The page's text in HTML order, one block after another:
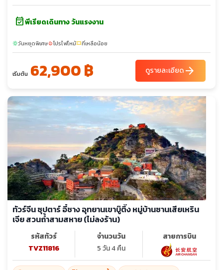
event_availableพีเรียดเดินทาง วันแรงงาน
sunnyวันหยุดพิเศษlocal_fire_departmentโปรไฟไหม้confirmation_numberที่เหลือน้อย
เริ่มต้น 62,900 ฿ ดูรายละเอียดarrow_forward
ทัวร์จีน ซุปตาร์ อี๋ชาง อุทยานเขาบู๊ตึ๊ง หมู่บ้านซานเสียเหริน
เจีย สวนถ้ำสามสหาย (ไม่ลงร้าน)
รหัสทัวร์
TVZ11816
จำนวนวัน
5 วัน 4 คืน
สายการบิน